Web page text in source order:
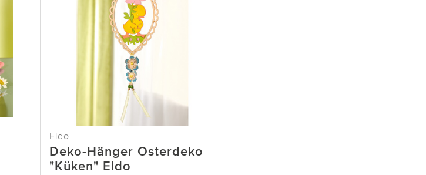
Eldo
Deko-Hänger Osterdeko
"Küken" Eldo